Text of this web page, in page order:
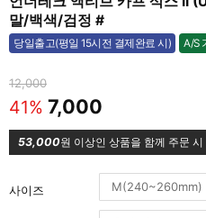
말/백색/검정 #
당일출고(평일 15시전 결제완료 시) A/S
12,000
41% 7,000
53,000원 이상인 상품을 함께 주문 시
사이즈 M(240~260mm)